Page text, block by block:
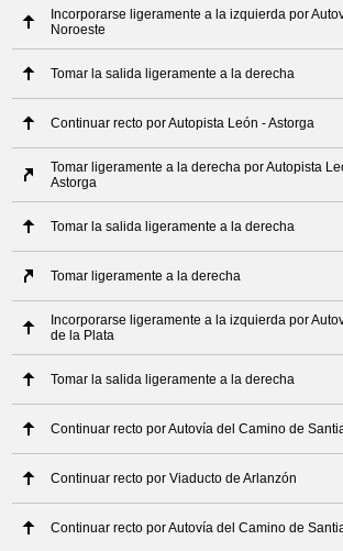
Incorporarse ligeramente a la izquierda por
Noroeste
Tomar la salida ligeramente a la derecha
Continuar recto por Autopista León - Astorga
Tomar ligeramente a la derecha por Autopista
Astorga
Tomar la salida ligeramente a la derecha
Tomar ligeramente a la derecha
Incorporarse ligeramente a la izquierda por
de la Plata
Tomar la salida ligeramente a la derecha
Continuar recto por Autovía del Camino de
Continuar recto por Viaducto de Arlanzón
Continuar recto por Autovía del Camino de